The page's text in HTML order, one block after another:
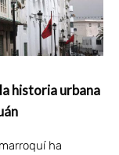
historia urbana
ha